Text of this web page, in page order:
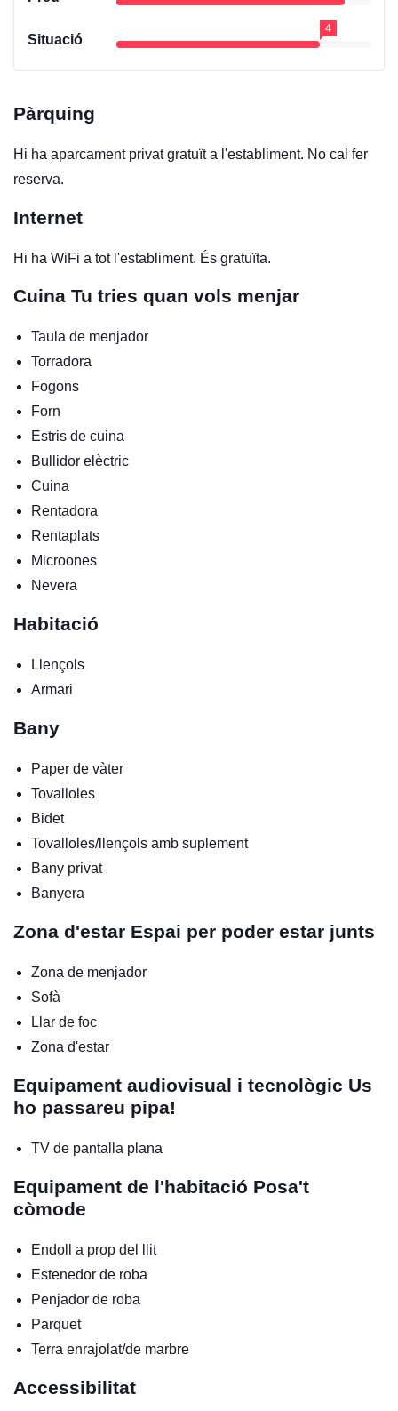
Situació
4
Pàrquing
Hi ha aparcament privat gratuït a l'establiment. No cal fer
reserva.
Internet
Hi ha WiFi a tot l'establiment. És gratuïta.
Cuina Tu tries quan vols menjar
Taula de menjador
Torradora
Fogons
Forn
Estris de cuina
Bullidor elèctric
Cuina
Rentadora
Rentaplats
Microones
Nevera
Habitació
Llençols
Armari
Bany
Paper de vàter
Tovalloles
Bidet
Tovalloles/llençols amb suplement
Bany privat
Banyera
Zona d'estar Espai per poder estar junts
Zona de menjador
Sofà
Llar de foc
Zona d'estar
Equipament audiovisual i tecnològic Us
ho passareu pipa!
TV de pantalla plana
Equipament de l'habitació Posa't
còmode
Endoll a prop del llit
Estenedor de roba
Penjador de roba
Parquet
Terra enrajolat/de marbre
Accessibilitat